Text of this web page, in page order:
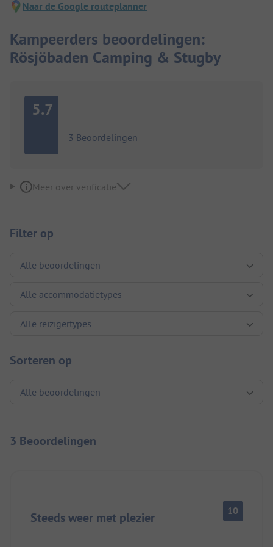
Naar de Google routeplanner
Kampeerders beoordelingen:
Rösjöbaden Camping & Stugby
5.7
3 Beoordelingen
Meer over verificatie
Filter op
Sorteren op
3 Beoordelingen
Steeds weer met plezier 10